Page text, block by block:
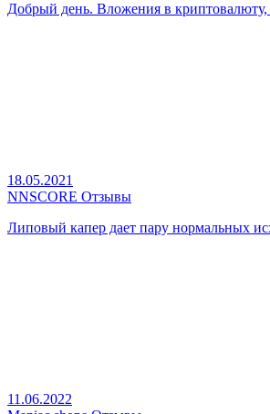
Добрый день. Вложения в криптовалюту,
18.05.2021
NNSCORE Отзывы
Липовый капер дает пару нормальных
11.06.2022